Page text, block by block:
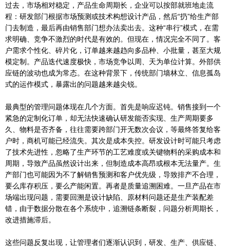
过去，市场相对稳定，产品生命周期长，企业可以按部就班地走流
程：研发部门根据市场预测或技术构想设计产品，然后“扔”给生产部
门去制造，最后再由销售部门想办法卖出去。这种“串行”模式，在需
求明确、竞争不激烈的时代是有效的。但现在，情况完全不同了。客
户需求个性化、碎片化，订单越来越趋向多品种、小批量，甚至大规
模定制。产品迭代速度极快，市场竞争以周、天为单位计算。外部供
应链的波动也成为常态。在这种背景下，传统部门墙林立、信息孤岛
式的运作模式，暴露出的问题越来越尖锐。
最典型的管理问题体现在几个方面。首先是响应迟钝。销售接到一个
紧急的定制化订单，却无法快速确认研发能否实现、生产周期要多
久、物料是否齐备，往往需要跨部门开无数次会议，等最终答复给客
户时，商机可能已经流失。其次是成本失控。研发设计时可能只考虑
了技术先进性，忽略了生产环节的工艺难度或关键物料的采购成本和
周期，导致产品虽然设计出来，但制造成本高昂或根本无法量产。生
产部门也可能因为不了解销售预测和客户优先级，导致排产不合理，
要么库存积压，要么产能闲置。再者是质量追溯困难。一旦产品在市
场端出现问题，需要回溯是设计缺陷、原材料问题还是生产装配差
错，由于数据分散在各个系统中，追溯链条断裂，问题分析周期长，
改进措施滞后。
这些问题反复出现，让管理者们逐渐认识到，研发、生产、供应链、